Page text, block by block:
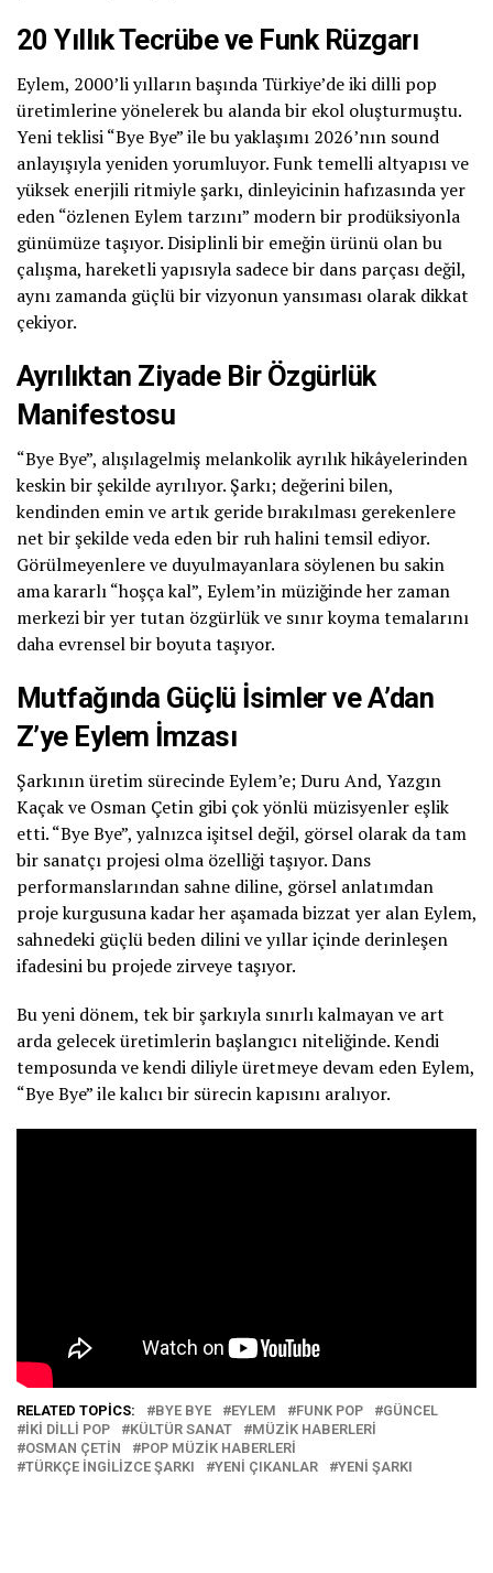
20 Yıllık Tecrübe ve Funk Rüzgarı
Eylem, 2000’li yılların başında Türkiye’de iki dilli pop
üretimlerine yönelerek bu alanda bir ekol oluşturmuştu.
Yeni teklisi “Bye Bye” ile bu yaklaşımı 2026’nın sound
anlayışıyla yeniden yorumluyor. Funk temelli altyapısı ve
yüksek enerjili ritmiyle şarkı, dinleyicinin hafızasında yer
eden “özlenen Eylem tarzını” modern bir prodüksiyonla
günümüze taşıyor. Disiplinli bir emeğin ürünü olan bu
çalışma, hareketli yapısıyla sadece bir dans parçası değil,
aynı zamanda güçlü bir vizyonun yansıması olarak dikkat
çekiyor.
Ayrılıktan Ziyade Bir Özgürlük
Manifestosu
“Bye Bye”, alışılagelmiş melankolik ayrılık hikâyelerinden
keskin bir şekilde ayrılıyor. Şarkı; değerini bilen,
kendinden emin ve artık geride bırakılması gerekenlere
net bir şekilde veda eden bir ruh halini temsil ediyor.
Görülmeyenlere ve duyulmayanlara söylenen bu sakin
ama kararlı “hoşça kal”, Eylem’in müziğinde her zaman
merkezi bir yer tutan özgürlük ve sınır koyma temalarını
daha evrensel bir boyuta taşıyor.
Mutfağında Güçlü İsimler ve A’dan
Z’ye Eylem İmzası
Şarkının üretim sürecinde Eylem’e; Duru And, Yazgın
Kaçak ve Osman Çetin gibi çok yönlü müzisyenler eşlik
etti. “Bye Bye”, yalnızca işitsel değil, görsel olarak da tam
bir sanatçı projesi olma özelliği taşıyor. Dans
performanslarından sahne diline, görsel anlatımdan
proje kurgusuna kadar her aşamada bizzat yer alan Eylem,
sahnedeki güçlü beden dilini ve yıllar içinde derinleşen
ifadesini bu projede zirveye taşıyor.
Bu yeni dönem, tek bir şarkıyla sınırlı kalmayan ve art
arda gelecek üretimlerin başlangıcı niteliğinde. Kendi
temposunda ve kendi diliyle üretmeye devam eden Eylem,
“Bye Bye” ile kalıcı bir sürecin kapısını aralıyor.
RELATED TOPICS: BYE BYE EYLEM FUNK POP
GÜNCEL
İKI DILLI POP
KÜLTÜR SANAT
MÜZIK HABERLERI
OSMAN ÇETIN
POP MÜZIK HABERLERI
TÜRKÇE İNGILIZCE ŞARKI
YENI ÇIKANLAR YENI ŞARKI